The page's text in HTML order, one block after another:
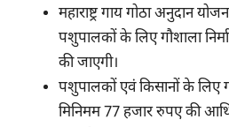
महाराष्ट्र गाय गोठा अनुदान
पशुपालकों के लिए गौशाला
की जाएगी।
पशुपालकों एवं किसानों के लिए
मिनिमम 77 हजार रुपए की